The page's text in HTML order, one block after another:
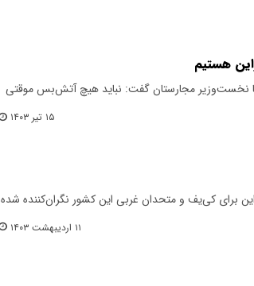
هستیم
نخست‌وزیر مجارستان گفت: نباید هیچ آتش‌بس موقتی
۱۵ تیر ۱۴۰۳
برای کی‌یف و متحدان غربی این کشور نگران‌کننده شده
۱۱ اردیبهشت ۱۴۰۳